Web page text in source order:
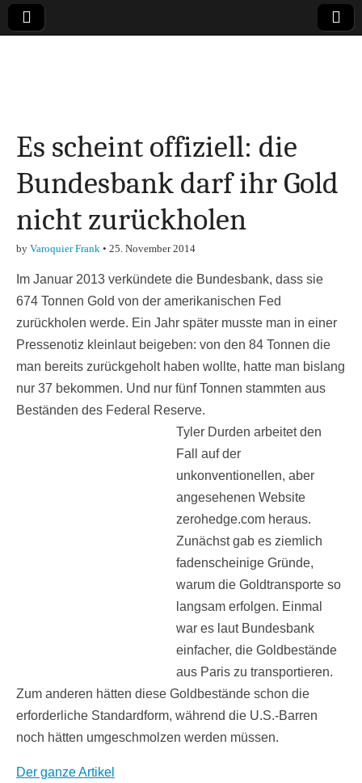
Finanzen,
Marketing-, Vertrieb-
& Investment-Tipps
Es scheint offiziell: die
Bundesbank darf ihr Gold
nicht zurückholen
by Varoquier Frank • 25. November 2014
Im Januar 2013 verkündete die Bundesbank, dass sie
674 Tonnen Gold von der amerikanischen Fed
zurückholen werde. Ein Jahr später musste man in einer
Pressenotiz kleinlaut beigeben: von den 84 Tonnen die
man bereits zurückgeholt haben wollte, hatte man bislang
nur 37 bekommen. Und nur fünf Tonnen stammten aus
Beständen des Federal Reserve.
Tyler Durden arbeitet den
Fall auf der
unkonventionellen, aber
angesehenen Website
zerohedge.com heraus.
Zunächst gab es ziemlich
fadenscheinige Gründe,
warum die Goldtransporte so
langsam erfolgen. Einmal
war es laut Bundesbank
einfacher, die Goldbestände
aus Paris zu transportieren.
Zum anderen hätten diese Goldbestände schon die
erforderliche Standardform, während die U.S.-Barren
noch hätten umgeschmolzen werden müssen.
Der ganze Artikel